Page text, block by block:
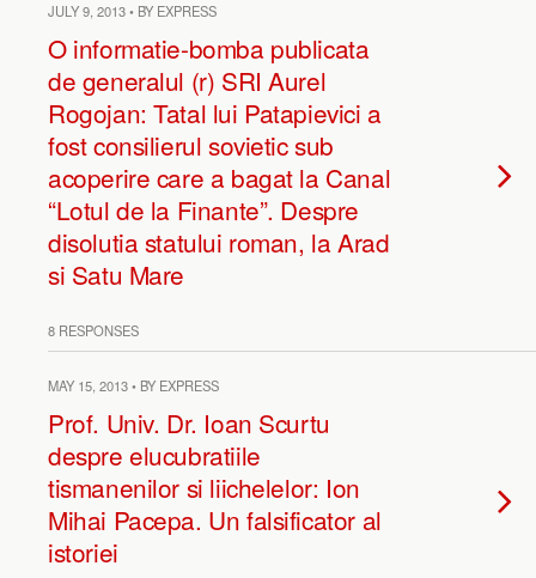
JULY 9, 2013 • BY EXPRESS
O informatie-bomba publicata
de generalul (r) SRI Aurel
Rogojan: Tatal lui Patapievici a
fost consilierul sovietic sub
acoperire care a bagat la Canal
“Lotul de la Finante”. Despre
disolutia statului roman, la Arad
si Satu Mare
8 RESPONSES
MAY 15, 2013 • BY EXPRESS
Prof. Univ. Dr. Ioan Scurtu
despre elucubratiile
tismanenilor si liichelelor: Ion
Mihai Pacepa. Un falsificator al
istoriei